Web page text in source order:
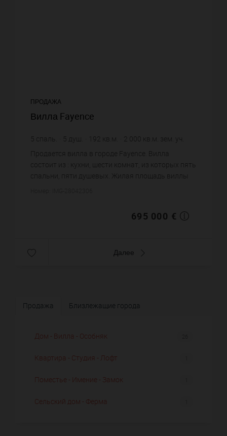
ПРОДАЖА
Вилла Fayence
5 спаль. 5 душ. 192 кв.м. 2 000 кв.м. зем. уч.
Продается вилла в городе Fayence. Вилла
состоит из : кухни, шести комнат, из которых пять
спальни, пяти душевых. Жилая площадь виллы
695 000 €
Далее
Продажа Близлежащие города
Дом - Вилла - Особняк
Квартира - Студия - Лофт
Поместье - Имение - Замок
Сельский дом - Ферма